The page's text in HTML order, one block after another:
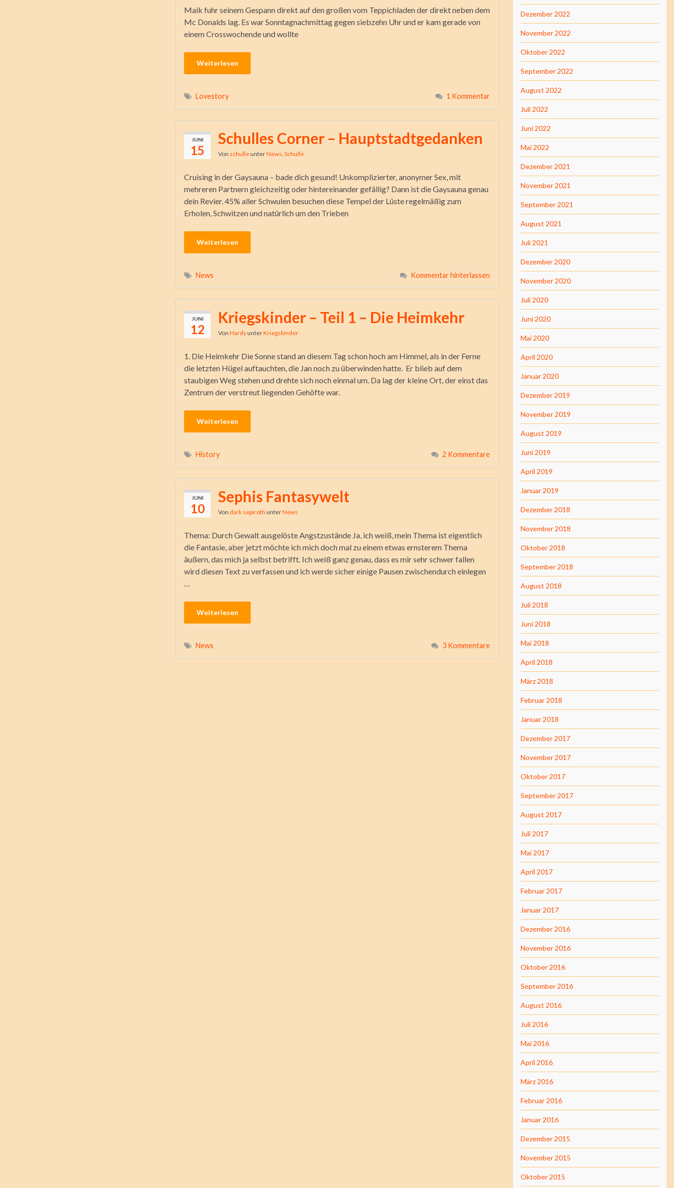
Maik fuhr seinem Gespann direkt auf den großen vom Teppichladen der direkt neben dem
Mc Donalds lag. Es war Sonntagnachmittag gegen siebzehn Uhr und er kam gerade von
einem Crosswochende und wollte
Weiterlesen
Lovestory 1 Kommentar
JUNI
15
Schulles Corner – Hauptstadtgedanken
Von schulleunterNews, Schulle
Cruising in der Gaysauna – bade dich gesund! Unkomplizierter, anonymer Sex, mit
mehreren Partnern gleichzeitig oder hintereinander gefällig? Dann ist die Gaysauna genau
dein Revier. 45% aller Schwulen besuchen diese Tempel der Lüste regelmäßig zum
Erholen, Schwitzen und natürlich um den Trieben
Weiterlesen
News Kommentar hinterlassen
JUNI
12
Kriegskinder – Teil 1 – Die Heimkehr
Von HardyunterKriegskinder
1. Die Heimkehr Die Sonne stand an diesem Tag schon hoch am Himmel, als in der Ferne
die letzten Hügel auftauchten, die Jan noch zu überwinden hatte. Er blieb auf dem
staubigen Weg stehen und drehte sich noch einmal um. Da lag der kleine Ort, der einst das
Zentrum der verstreut liegenden Gehöfte war.
Weiterlesen
History 2 Kommentare
JUNI
10
Sephis Fantasywelt
Von dark sepiroth unterNews
Thema: Durch Gewalt ausgelöste Angstzustände Ja, ich weiß, mein Thema ist eigentlich
die Fantasie, aber jetzt möchte ich mich doch mal zu einem etwas ernsterem Thema
äußern, das mich ja selbst betrifft. Ich weiß ganz genau, dass es mir sehr schwer fallen
wird diesen Text zu verfassen und ich werde sicher einige Pausen zwischendurch einlegen
…
Weiterlesen
News 3 Kommentare
Dezember 2022
November 2022
Oktober 2022
September 2022
August 2022
Juli 2022
Juni 2022
Mai 2022
Dezember 2021
November 2021
September 2021
August 2021
Juli 2021
Dezember 2020
November 2020
Juli 2020
Juni 2020
Mai 2020
April 2020
Januar 2020
Dezember 2019
November 2019
August 2019
Juni 2019
April 2019
Januar 2019
Dezember 2018
November 2018
Oktober 2018
September 2018
August 2018
Juli 2018
Juni 2018
Mai 2018
April 2018
März 2018
Februar 2018
Januar 2018
Dezember 2017
November 2017
Oktober 2017
September 2017
August 2017
Juli 2017
Mai 2017
April 2017
Februar 2017
Januar 2017
Dezember 2016
November 2016
Oktober 2016
September 2016
August 2016
Juli 2016
Mai 2016
April 2016
März 2016
Februar 2016
Januar 2016
Dezember 2015
November 2015
Oktober 2015